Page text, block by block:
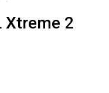
Xtreme 2